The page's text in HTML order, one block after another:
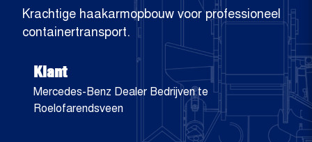
Krachtige haakarmopbouw voor professioneel
containertransport.
Klant
Mercedes-Benz Dealer Bedrijven te
Roelofarendsveen